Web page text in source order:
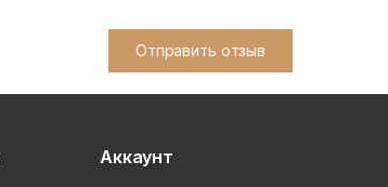
Отправить отзыв
Аккаунт